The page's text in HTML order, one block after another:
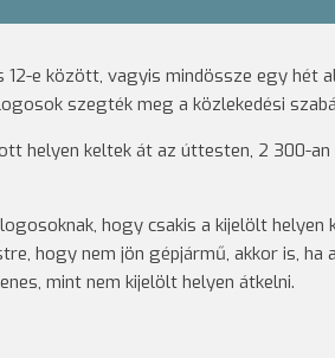
12-e között, vagyis mindössze egy hét
szegték meg a közlekedési
helyen keltek át az úttesten, 2 300-
hogy csakis a kijelölt
hogy nem jön gépjármű, akkor is,
mint nem kijelölt helyen átkelni.